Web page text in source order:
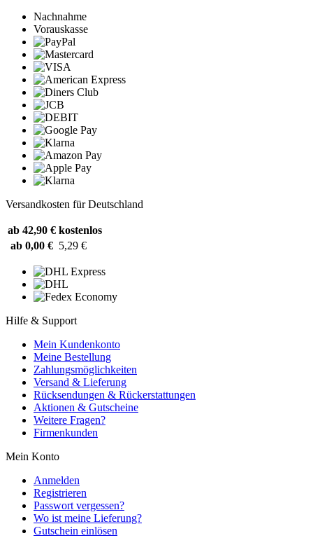
Nachnahme
Vorauskasse
Versandkosten für Deutschland
ab 42,90 € kostenlos
ab 0,00 € 5,29 €
Hilfe & Support
Mein Kundenkonto
Meine Bestellung
Zahlungsmöglichkeiten
Versand & Lieferung
Rücksendungen & Rückerstattungen
Aktionen & Gutscheine
Weitere Fragen?
Firmenkunden
Mein Konto
Anmelden
Registrieren
Passwort vergessen?
Wo ist meine Lieferung?
Gutschein einlösen